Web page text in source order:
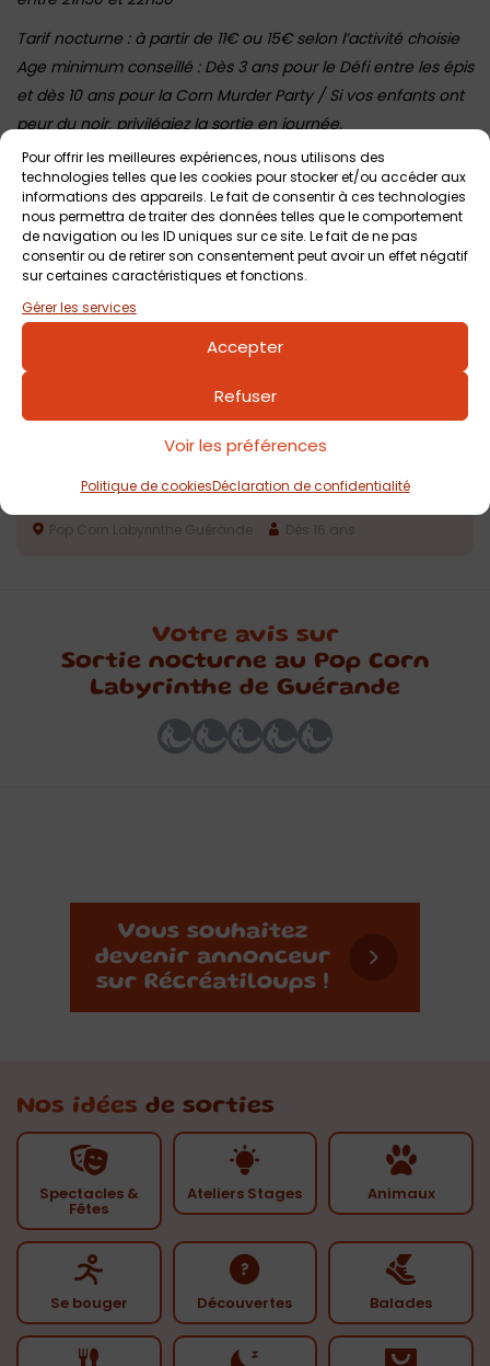
Pour offrir les meilleures expériences, nous utilisons des
technologies telles que les cookies pour stocker et/ou accéder aux
informations des appareils. Le fait de consentir à ces technologies
nous permettra de traiter des données telles que le comportement
de navigation ou les ID uniques sur ce site. Le fait de ne pas
consentir ou de retirer son consentement peut avoir un effet négatif
sur certaines caractéristiques et fonctions.
Gérer les services
Accepter
Refuser
Voir les préférences
Politique de cookiesDéclaration de confidentialité
Tarif nocturne : à partir de 11€ ou 15€ selon l’activité choisie
Age minimum conseillé : Dès 3 ans pour le Défi entre les épis
et dès 10 ans pour la Corn Murder Party / Si vos enfants ont
peur du noir, privilégiez la sortie en journée.
Autres événementsà venir Voir tout
Nuit de l’horreur au Pop Corn Labyrinthe de
Guérande
Pop Corn Labyrinthe Guérande Dès 16 ans
Votre avis sur
Sortie nocturne au Pop Corn
Labyrinthe de Guérande
Nos idées de sorties
Spectacles &
Fêtes
Ateliers Stages Animaux
Se bouger Découvertes Balades